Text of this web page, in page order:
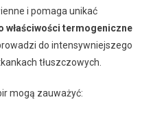
i pomaga unikać
właściwości termogeniczne
do intensywniejszego
tłuszczowych.
mogą zauważyć: